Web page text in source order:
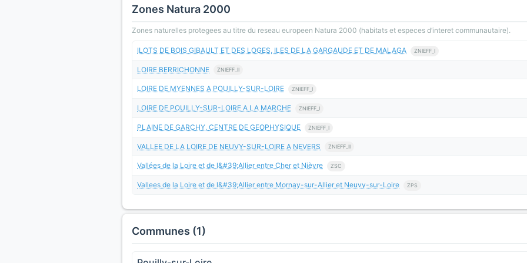
Zones Natura 2000
Zones naturelles protegees au titre du reseau europeen Natura 2000 (habitats et especes d’interet communautaire).
ILOTS DE BOIS GIBAULT ET DES LOGES, ILES DE LA GARGAUDE ET DE MALAGA ZNIEFF_I
LOIRE BERRICHONNE ZNIEFF_II
LOIRE DE MYENNES A POUILLY-SUR-LOIRE ZNIEFF_I
LOIRE DE POUILLY-SUR-LOIRE A LA MARCHE ZNIEFF_I
PLAINE DE GARCHY, CENTRE DE GEOPHYSIQUE ZNIEFF_I
VALLEE DE LA LOIRE DE NEUVY-SUR-LOIRE A NEVERS ZNIEFF_II
Vallées de la Loire et de l&#39;Allier entre Cher et Nièvre ZSC
Vallees de la Loire et de l&#39;Allier entre Mornay-sur-Allier et Neuvy-sur-Loire ZPS
Communes (1)